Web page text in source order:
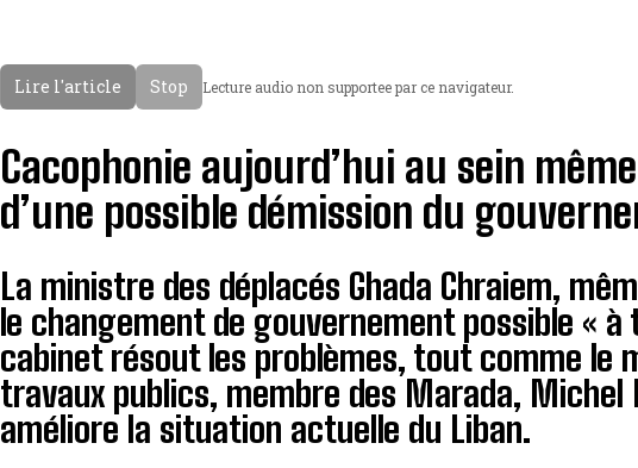
Lire l'article Stop Lecture audio non supportee par ce navigateur.
Cacophonie aujourd’hui au sein
d’une possible démission du
La ministre des déplacés Ghada Chraiem,
le changement de gouvernement possible «
cabinet résout les problèmes, tout comme le
travaux publics, membre des Marada, Michel
améliore la situation actuelle du Liban.